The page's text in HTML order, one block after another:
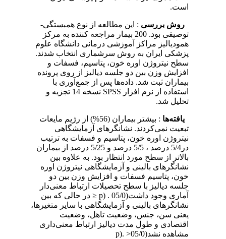
است.
روش بررسی : این مطالعه از نوع همبستگی-
توصیفی بود. 200 بیمار مراجعه کننده به مرکز
همودیالیز مراکز آموزشی درمانی دانشگاه علوم
پزشکی ایران به روش سرشماری انتخاب شدند.
سطح نیتروژن اوره خون، پتاسیم، فسفات و
افزایش وزن بین دو جلسه دیالیز از روی پرونده
بیماران ثبت شد. داده‌ها پس از جمع‌آوری با
استفاده از نرم افزار SPSS نسخه 14 تجزیه و
تحلیل شد.
یافته‌ها
: بیشتر بیماران (56%) از رژیم مایعات
تبعیت نمی‌کردند. نشانگرهای آزمایشگاهی
نیتروژن اوره خون، پتاسیم و فسفات به ترتیب
در5/4 درصد ، 5/5 درصد و 5/25 درصد از بیماران
بالاتر از سطح مورد انتظار بود. به علاوه بین
نشانگرهای بالینی و آزمایشگاهی نیتروژن اوره
خون، پتاسیم فسفات و افزایش وزن بین دو
جلسه دیالیز با سطح تحصیلات ارتباط معنی‌دار
آماری وجود داشت(05/0 . (p ≤ در حالی که بین
نشانگرهای بالینی و آزمایشگاهی با سایر متغیرها،
یعنی سن، جنس، وضعیت تاهل، وضعیت
اقتصادی و طول مدت دیالیز ارتباط معنی‌داری
مشاهده نشد(05/0< .(p